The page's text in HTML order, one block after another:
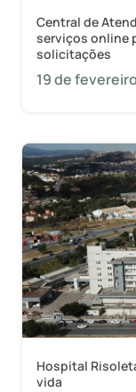
Central de
serviços online
solicitações
19 de
Hospital
vida